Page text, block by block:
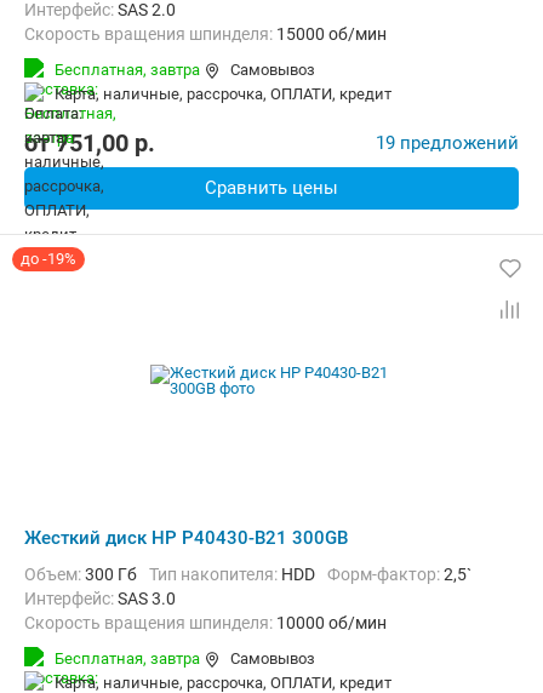
Интерфейс:SAS 2.0
Скорость вращения шпинделя: 15000 об/мин
Бесплатная, завтра
Самовывоз
карта, наличные, рассрочка, ОПЛАТИ, кредит
от751,00 p. 19 предложений
Сравнить цены
до -19%
Жесткий диск HP P40430-B21 300GB
Объем:300 Гб Тип накопителя: HDD Форм-фактор:2,5`
Интерфейс:SAS 3.0
Скорость вращения шпинделя: 10000 об/мин
Бесплатная, завтра
Самовывоз
карта, наличные, рассрочка, ОПЛАТИ, кредит